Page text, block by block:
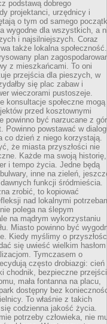
podstawą dobrego
projektanci, urzędnicy i
o tym od samego
wygodne dla wszystkich, a
i najsilniejszych. Coraz
także lokalna społeczność.
plan
z mieszkańcami. To oni
przejścia dla pieszych, w
się plac zabaw i
wieczorami pustoszeje.
konsultacje społeczne mogą
przed kosztownymi
powinno być narzucane z
Powinno powstawać w
co dzień z niego korzystają.
że miasta przyszłości nie
Każde ma swoją historię,
i tempo życia. Jedne będą
inne na zieleń,
funkcji śródmieścia.
zrobić, to kopiować
nad lokalnymi
polega na ślepym
na mądrym wykorzystaniu
Miasto powinno być
Kiedy myślimy o
się uwieść wielkim hasłom
Tymczasem o
często drobiazgi: cień
chodnik, bezpieczne
mała fontanna na placu,
dostępny bez
To właśnie z takich
codzienna jakość życia.
potrzeby człowieka, nie